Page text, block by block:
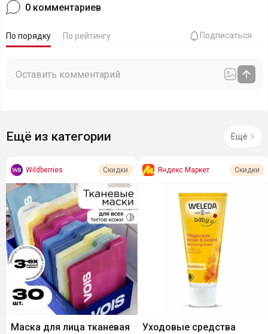
0 комментариев
По порядку По рейтингу Подписаться
Ещё из категории Ещё
Wildberries Скидки
Маска для лица тканевая
Яндекс Маркет Скидки
Уходовые средства